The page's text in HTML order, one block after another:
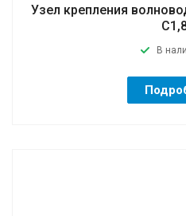
Узел крепления
В